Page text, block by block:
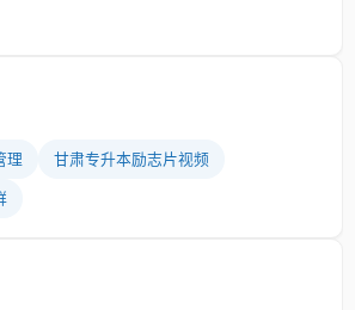
理 甘肃专升本励志片视频